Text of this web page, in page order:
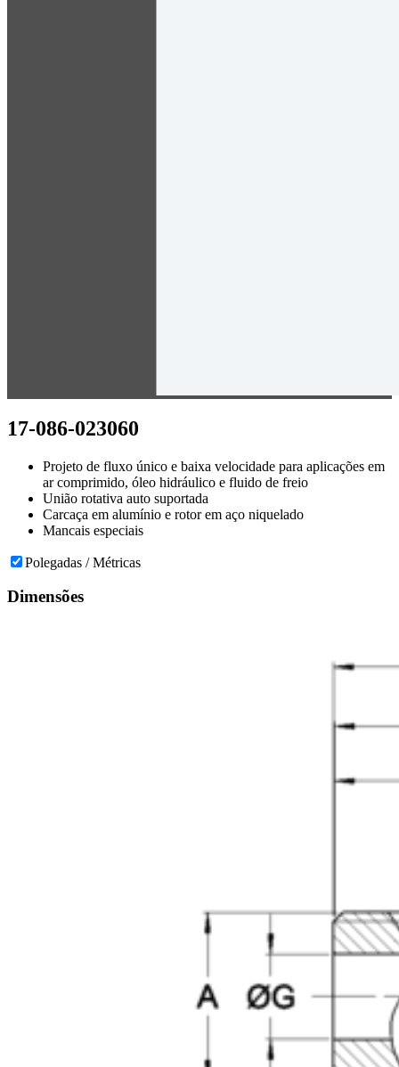
17-086-023060
Projeto de fluxo único e baixa velocidade para aplicações em
ar comprimido, óleo hidráulico e fluido de freio
União rotativa auto suportada
Carcaça em alumínio e rotor em aço niquelado
Mancais especiais
Polegadas / Métricas
Dimensões